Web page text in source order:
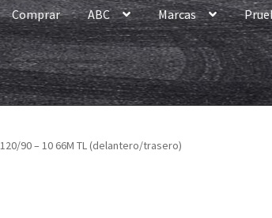
Comprar ABC Marcas
90 – 10 66M TL (delantero/trasero)